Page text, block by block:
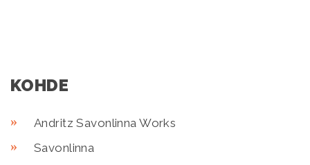
KOHDE
Andritz Savonlinna Works
Savonlinna